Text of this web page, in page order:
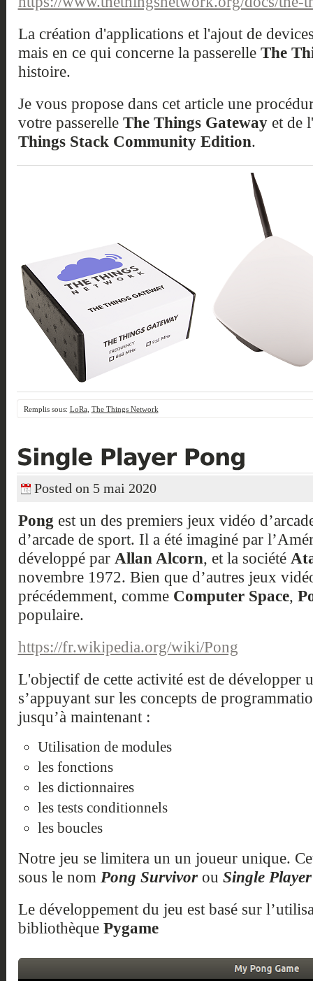
La création d'applications et l'ajout de
mais en ce qui concerne la passerelle The
histoire.
Je vous propose dans cet article une
votre passerelle The Things Gatewayet de
Things Stack Community Edition.
Remplis sous: LoRa, The Things Network
Posted on 5 mai 2020
Pong est un des premiers jeux vidéo
d’arcade de sport. Il a été imaginé par
développé par Allan Alcorn, et la société
novembre 1972. Bien que d’autres jeux
précédemment, comme Computer Space,
populaire.
https://fr.wikipedia.org/wiki/Pong
L'objectif de cette activité est de développer
s’appuyant sur les concepts de
jusqu’à maintenant :
Utilisation de modules
les fonctions
les dictionnaires
les tests conditionnels
les boucles
Notre jeu se limitera un un joueur unique.
sous le nom Pong Survivorou Single
Le développement du jeu est basé sur
bibliothèque Pygame